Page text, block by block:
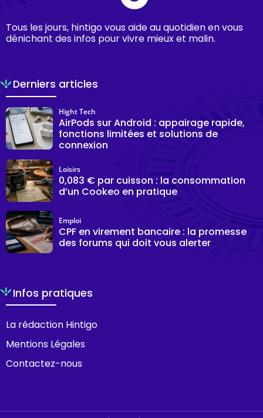
Tous les jours, hintigo vous aide au quotidien en vous
dénichant des infos pour vivre mieux et malin.
Derniers articles
AirPods sur Android : appairage rapide,
fonctions limitées et solutions de
connexion
Hight Tech
0,083 € par cuisson : la consommation
d’un Cookeo en pratique
Loisirs
CPF en virement bancaire : la promesse
des forums qui doit vous alerter
Emploi
Infos pratiques
La rédaction Hintigo
Mentions Légales
Contactez-nous